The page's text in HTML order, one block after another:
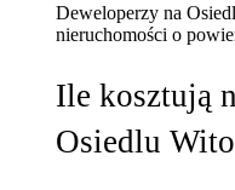
Deweloperzy na
nieruchomościo
Ile kosztują
Osiedlu